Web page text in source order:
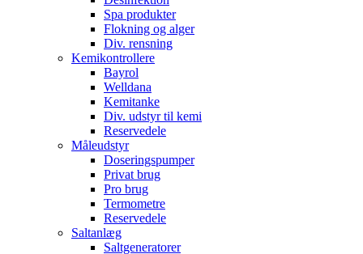
Spa produkter
Flokning og alger
Div. rensning
Kemikontrollere
Bayrol
Welldana
Kemitanke
Div. udstyr til kemi
Reservedele
Måleudstyr
Doseringspumper
Privat brug
Pro brug
Termometre
Reservedele
Saltanlæg
Saltgeneratorer